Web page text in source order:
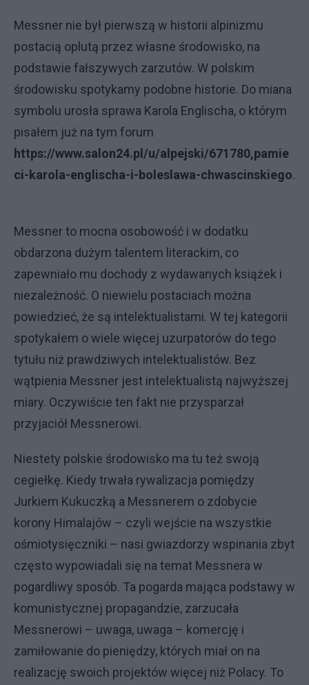
Messner nie był pierwszą w historii alpinizmu
postacią oplutą przez własne środowisko, na
podstawie fałszywych zarzutów. W polskim
środowisku spotykamy podobne historie. Do miana
symbolu urosła sprawa Karola Englischa, o którym
pisałem już na tym forum
https://www.salon24.pl/u/alpejski/671780,pamie
ci-karola-englischa-i-boleslawa-chwascinskiego.
Messner to mocna osobowość i w dodatku
obdarzona dużym talentem literackim, co
zapewniało mu dochody z wydawanych książek i
niezależność. O niewielu postaciach można
powiedzieć, że są intelektualistami. W tej kategorii
spotykałem o wiele więcej uzurpatorów do tego
tytułu niż prawdziwych intelektualistów. Bez
wątpienia Messner jest intelektualistą najwyższej
miary. Oczywiście ten fakt nie przysparzał
przyjaciół Messnerowi.
Niestety polskie środowisko ma tu też swoją
cegiełkę. Kiedy trwała rywalizacja pomiędzy
Jurkiem Kukuczką a Messnerem o zdobycie
korony Himalajów – czyli wejście na wszystkie
ośmiotysięczniki – nasi gwiazdorzy wspinania zbyt
często wypowiadali się na temat Messnera w
pogardliwy sposób. Ta pogarda mająca podstawy w
komunistycznej propagandzie, zarzucała
Messnerowi – uwaga, uwaga – komercję i
zamiłowanie do pieniędzy, których miał on na
realizację swoich projektów więcej niż Polacy. To